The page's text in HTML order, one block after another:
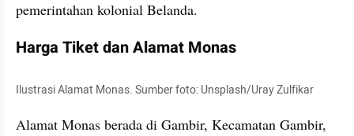
pemerintahan kolonial Belanda.
Harga Tiket dan Alamat Monas
Ilustrasi Alamat Monas. Sumber foto: Unsplash/Uray Zulfikar
Alamat Monas berada di Gambir, Kecamatan Gambir,